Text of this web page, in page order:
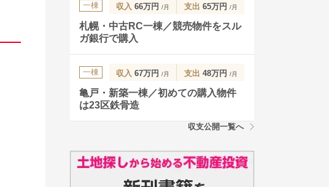
一棟 収入 66万円 /月 支出 65万円 /月
札幌・中古RC一棟／競売物件をスル
ガ銀行で購入
一棟 収入 67万円 /月 支出 48万円 /月
亀戸・新築一棟／初めての購入物件
は23区鉄骨造
収支公開一覧へ